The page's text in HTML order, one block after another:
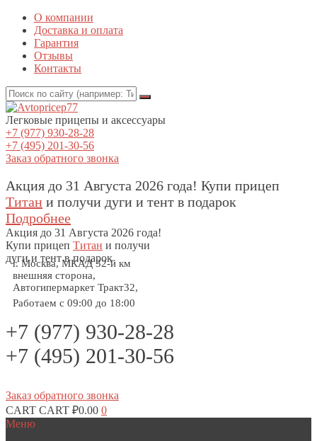
О компании
Доставка и оплата
Гарантия
Отзывы
Контакты
Легковые прицепы и аксессуары
+7 (977) 930-28-28
+7 (495) 201-30-56
Заказ обратного звонка
Акция до 31 Августа 2026 года! Купи прицеп
Титан и получи дуги и тент в подарок
Подробнее
Акция до 31 Августа 2026 года!
Купи прицеп Титан и получи
дуги и тент в подарок
г. Москва, МКАД 32-й км
внешняя сторона,
Автогипермаркет Тракт32,
Работаем с 09:00 до 18:00
+7 (977) 930-28-28
+7 (495) 201-30-56
Заказ обратного звонка
CART CART ₽0.00 0
Меню